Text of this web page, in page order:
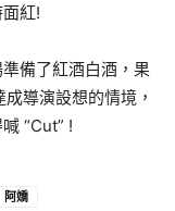
紅!
備了紅酒白酒，果
導演設想的情境，
“Cut” !
阿嬌